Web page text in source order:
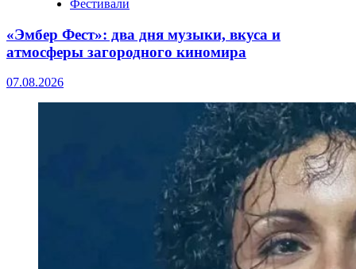
Фестивали
«Эмбер Фест»: два дня музыки, вкуса и
атмосферы загородного киномира
07.08.2026